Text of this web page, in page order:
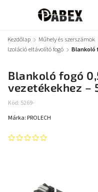
Kezdőlap / Műhely és szerszámok
Izoláció eltávolító fogó / Blankoló
Blankoló fogó
vezetékekhez –
Kód: 5269-
Márka: PROLECH